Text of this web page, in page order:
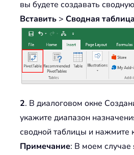
вы будете создавать
Вставить > Сводная таблица
2. В диалоговом окне
укажите диапазон
сводной таблицы и нажмите
Примечание: В моем